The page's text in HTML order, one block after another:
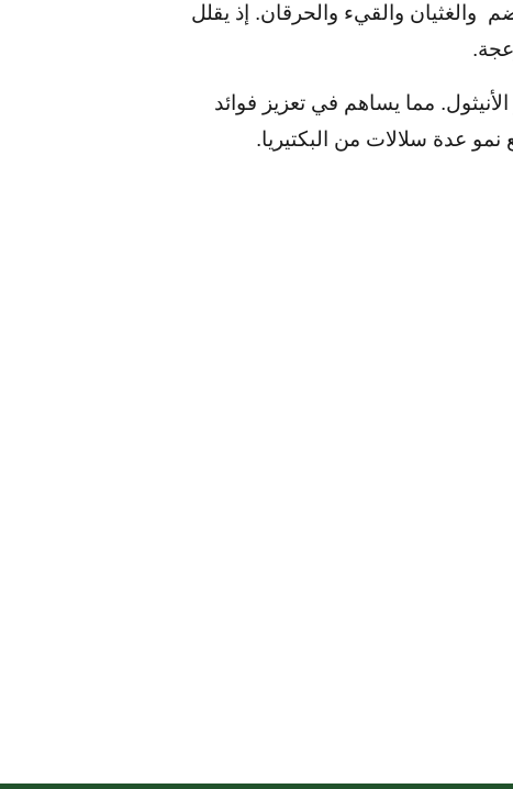
والغثيان والقيء والحرقان. إذ يقلل
مما يساهم في تعزيز فوائد
نمو عدة سلالات من البكتيريا.